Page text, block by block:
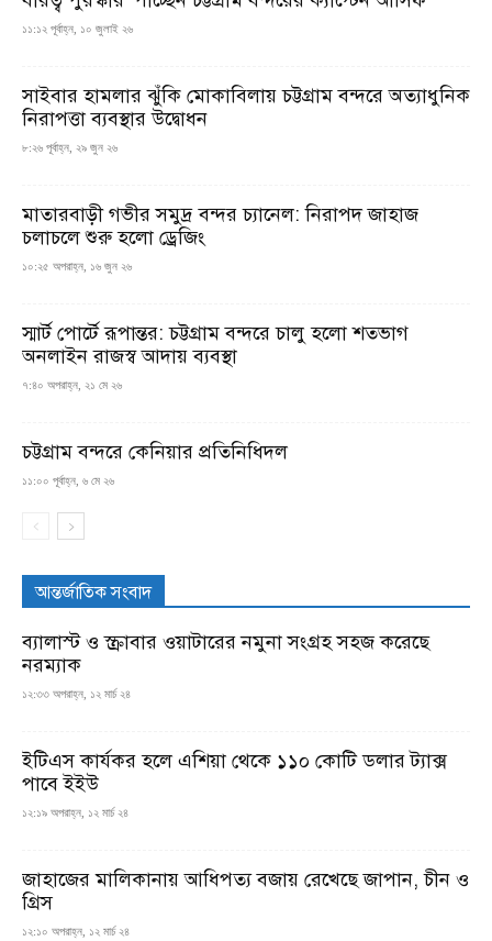
১১:১২ পূর্বাহ্ন, ১০ জুলাই ২৬
সাইবার হামলার ঝুঁকি মোকাবিলায় চট্টগ্রাম বন্দরে অত্যাধুনিক
নিরাপত্তা ব্যবস্থার উদ্বোধন
৮:২৬ পূর্বাহ্ন, ২৯ জুন ২৬
মাতারবাড়ী গভীর সমুদ্র বন্দর চ্যানেল: নিরাপদ জাহাজ
চলাচলে শুরু হলো ড্রেজিং
১০:২৫ অপরাহ্ন, ১৬ জুন ২৬
স্মার্ট পোর্টে রূপান্তর: চট্টগ্রাম বন্দরে চালু হলো শতভাগ
অনলাইন রাজস্ব আদায় ব্যবস্থা
৭:৪০ অপরাহ্ন, ২১ মে ২৬
চট্টগ্রাম বন্দরে কেনিয়ার প্রতিনিধিদল
১১:০০ পূর্বাহ্ন, ৬ মে ২৬
আন্তর্জাতিক সংবাদ
ব্যালাস্ট ও স্ক্রাবার ওয়াটারের নমুনা সংগ্রহ সহজ করেছে
নরম্যাক
১২:৩৩ অপরাহ্ন, ১২ মার্চ ২৪
ইটিএস কার্যকর হলে এশিয়া থেকে ১১০ কোটি ডলার ট্যাক্স
পাবে ইইউ
১২:১৯ অপরাহ্ন, ১২ মার্চ ২৪
জাহাজের মালিকানায় আধিপত্য বজায় রেখেছে জাপান, চীন ও
গ্রিস
১২:১০ অপরাহ্ন, ১২ মার্চ ২৪